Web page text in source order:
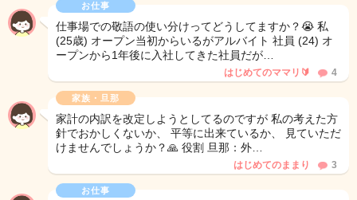
お仕事
仕事場での敬語の使い分けってどうしてますか？😭 私
(25歳) オープン当初からいるがアルバイト 社員 (24) オ
ープンから1年後に入社してきた社員だが…
はじめてのママリ🔰 4
家族・旦那
家計の内訳を改定しようとしてるのですが 私の考えた方
針でおかしくないか、 平等に出来ているか、 見ていただ
けませんでしょうか？🙏 役割 旦那：外…
はじめてのままり 3
お仕事